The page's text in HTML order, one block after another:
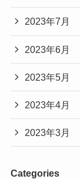
2023年7月
2023年6月
2023年5月
2023年4月
2023年3月
Categories